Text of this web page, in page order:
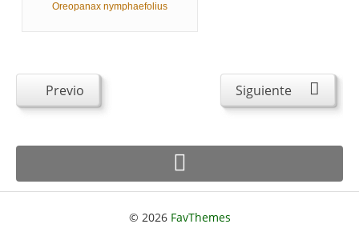
Oreopanax nymphaefolius
Previo Siguiente
© 2026 FavThemes